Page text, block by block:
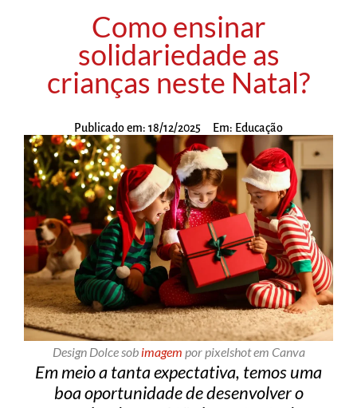
Como ensinar
solidariedade as
crianças neste Natal?
Publicado em: 18/12/2025 Em: Educação
Design Dolce sob imagem por pixelshot em Canva
Em meio a tanta expectativa, temos uma
boa oportunidade de desenvolver o